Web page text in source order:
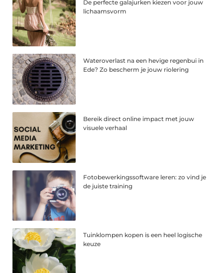
De perfecte galajurken kiezen voor jouw
lichaamsvorm
Wateroverlast na een hevige regenbui in
Ede? Zo bescherm je jouw riolering
Bereik direct online impact met jouw
visuele verhaal
Fotobewerkingssoftware leren: zo vind je
de juiste training
Tuinklompen kopen is een heel logische
keuze